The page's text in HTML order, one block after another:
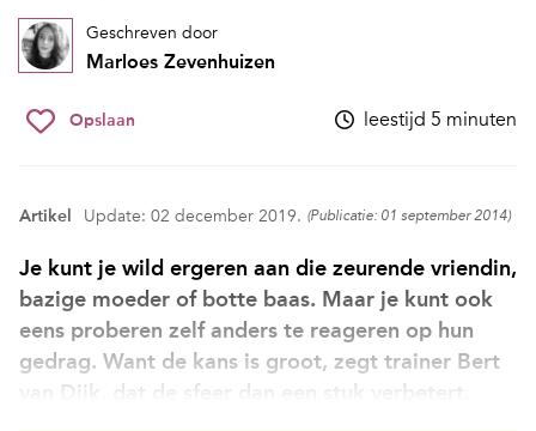
Geschreven door
Marloes Zevenhuizen
Opslaan leestijd 5 minuten
Artikel Update: 02 december 2019. (Publicatie: 01 september 2014)
Je kunt je wild ergeren aan die zeurende vriendin,
bazige moeder of botte baas. Maar je kunt ook
eens proberen zelf anders te reageren op hun
gedrag. Want de kans is groot, zegt trainer Bert
van Dijk, dat de sfeer dan een stuk verbetert.